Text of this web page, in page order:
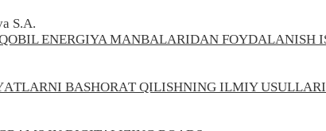
S.A.
ENERGIYA MANBALARIDAN FOYDALANISH
BАSHORАT QILISHNING ILMIY